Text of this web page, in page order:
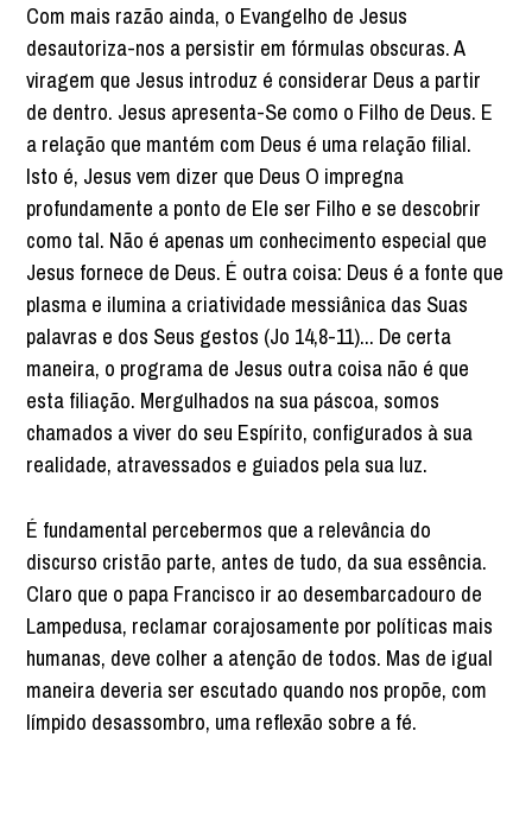
Com mais razão ainda, o Evangelho de Jesus
desautoriza-nos a persistir em fórmulas obscuras. A
viragem que Jesus introduz é considerar Deus a partir
de dentro. Jesus apresenta-Se como o Filho de Deus. E
a relação que mantém com Deus é uma relação filial.
Isto é, Jesus vem dizer que Deus O impregna
profundamente a ponto de Ele ser Filho e se descobrir
como tal. Não é apenas um conhecimento especial que
Jesus fornece de Deus. É outra coisa: Deus é a fonte que
plasma e ilumina a criatividade messiânica das Suas
palavras e dos Seus gestos (Jo 14,8-11)... De certa
maneira, o programa de Jesus outra coisa não é que
esta filiação. Mergulhados na sua páscoa, somos
chamados a viver do seu Espírito, configurados à sua
realidade, atravessados e guiados pela sua luz.
É fundamental percebermos que a relevância do
discurso cristão parte, antes de tudo, da sua essência.
Claro que o papa Francisco ir ao desembarcadouro de
Lampedusa, reclamar corajosamente por políticas mais
humanas, deve colher a atenção de todos. Mas de igual
maneira deveria ser escutado quando nos propõe, com
límpido desassombro, uma reflexão sobre a fé.